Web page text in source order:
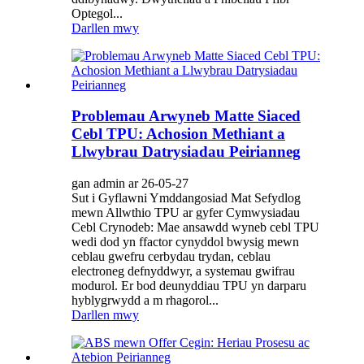
Optegol...
Darllen mwy
Problemau Arwyneb Matte Siaced
Cebl TPU: Achosion Methiant a
Llwybrau Datrysiadau Peirianneg
gan admin ar 26-05-27
Sut i Gyflawni Ymddangosiad Mat Sefydlog
mewn Allwthio TPU ar gyfer Cymwysiadau
Cebl Crynodeb: Mae ansawdd wyneb cebl TPU
wedi dod yn ffactor cynyddol bwysig mewn
ceblau gwefru cerbydau trydan, ceblau
electroneg defnyddwyr, a systemau gwifrau
modurol. Er bod deunyddiau TPU yn darparu
hyblygrwydd a m rhagorol...
Darllen mwy